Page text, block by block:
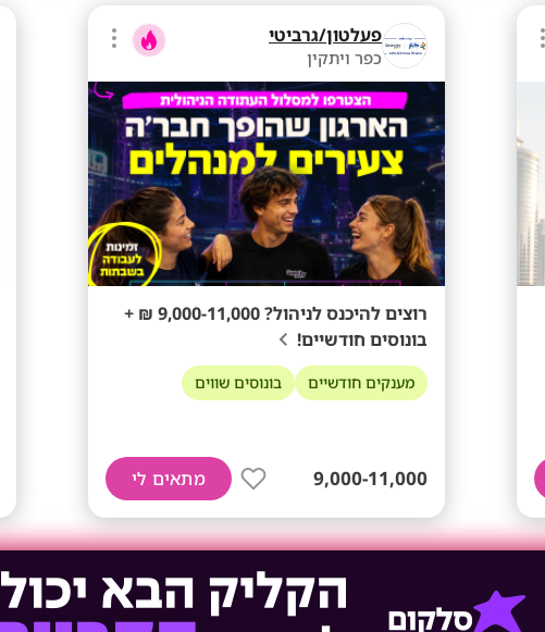
פעלטון/גרביטי
כפר ויתקין
רוצים להיכנס לניהול? 9,000-11,000 ₪ +
בונוסים חודשיים!
מענקים חודשיים בונוסים שווים
9,000-11,000 מתאים לי